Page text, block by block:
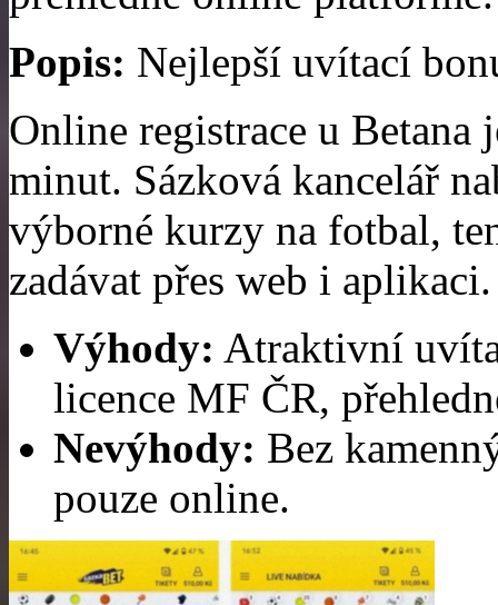
Popis: Nejlepší uvítací
Online registrace u
minut. Sázková kancelář
výborné kurzy na fotbal,
zadávat přes web i aplikaci.
Výhody: Atraktivní
licence MF ČR,
Nevýhody: Bez
pouze online.